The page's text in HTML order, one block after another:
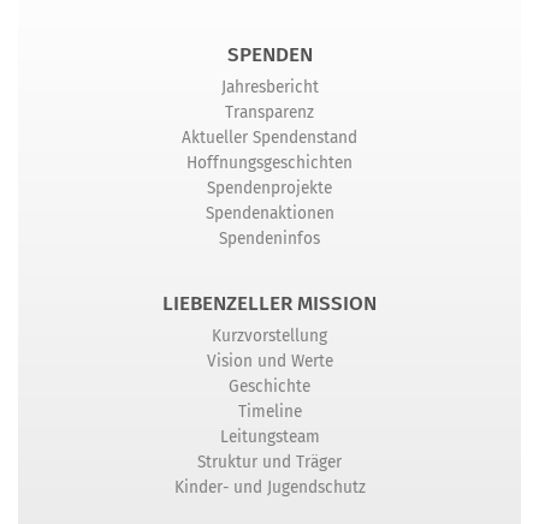
SPENDEN
Jahresbericht
Transparenz
Aktueller Spendenstand
Hoffnungsgeschichten
Spendenprojekte
Spendenaktionen
Spendeninfos
LIEBENZELLER MISSION
Kurzvorstellung
Vision und Werte
Geschichte
Timeline
Leitungsteam
Struktur und Träger
Kinder- und Jugendschutz